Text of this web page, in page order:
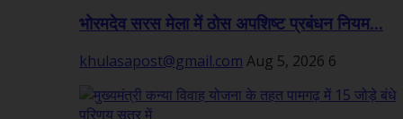
भोरमदेव सरस मेला में ठोस अपशिष्ट प्रबंधन नियम...
khulasapost@gmail.com Aug 5, 2026 6